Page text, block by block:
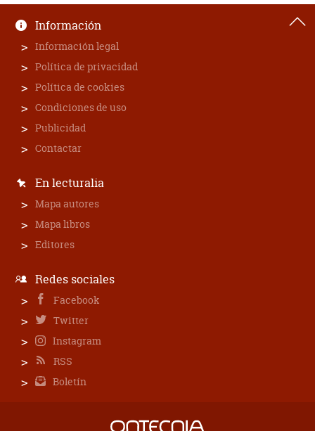
Información
Información legal
Política de privacidad
Política de cookies
Condiciones de uso
Publicidad
Contactar
En lecturalia
Mapa autores
Mapa libros
Editores
Redes sociales
Facebook
Twitter
Instagram
RSS
Boletín